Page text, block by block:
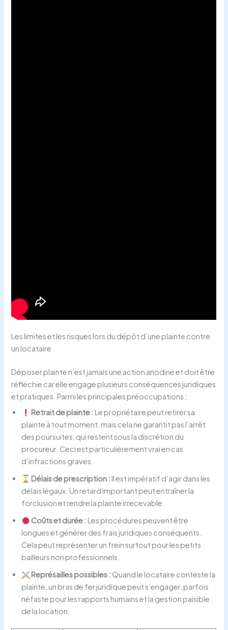
Les limites et les risques lors du dépôt d’une plainte contre
un locataire
Déposer plainte n’est jamais une action anodine et doit être
réfléchie car elle engage plusieurs conséquences juridiques
et pratiques. Parmi les principales préoccupations :
Retrait de plainte : Le propriétaire peut retirer sa
plainte à tout moment, mais cela ne garantit pas l’arrêt
des poursuites, qui restent sous la discrétion du
procureur. Ceci est particulièrement vrai en cas
d’infractions graves.
Délais de prescription : Il est impératif d’agir dans les
délais légaux. Un retard important peut entraîner la
forclusion et rendre la plainte irrecevable.
Coûts et durée : Les procédures peuvent être
longues et générer des frais juridiques conséquents.
Cela peut représenter un frein surtout pour les petits
bailleurs non professionnels.
Représailles possibles : Quand le locataire conteste la
plainte, un bras de fer juridique peut s’engager, parfois
néfaste pour les rapports humains et la gestion paisible
de la location.